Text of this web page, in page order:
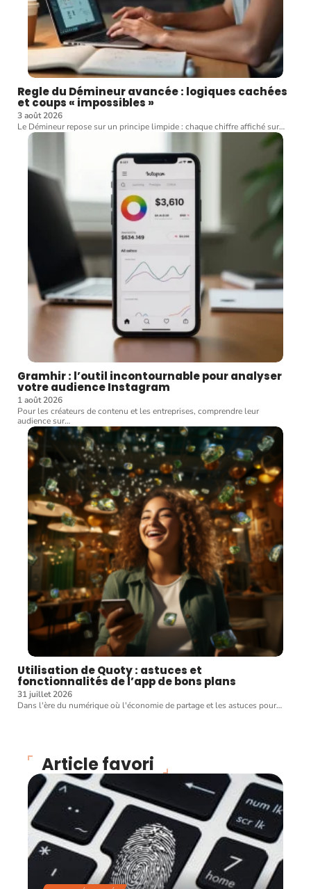
Regle du Démineur avancée : logiques cachées
et coups « impossibles »
3 août 2026
Le Démineur repose sur un principe limpide : chaque chiffre affiché sur…
Gramhir : l’outil incontournable pour analyser
votre audience Instagram
1 août 2026
Pour les créateurs de contenu et les entreprises, comprendre leur
audience sur…
Utilisation de Quoty : astuces et
fonctionnalités de l’app de bons plans
31 juillet 2026
Dans l'ère du numérique où l'économie de partage et les astuces pour…
Article favori